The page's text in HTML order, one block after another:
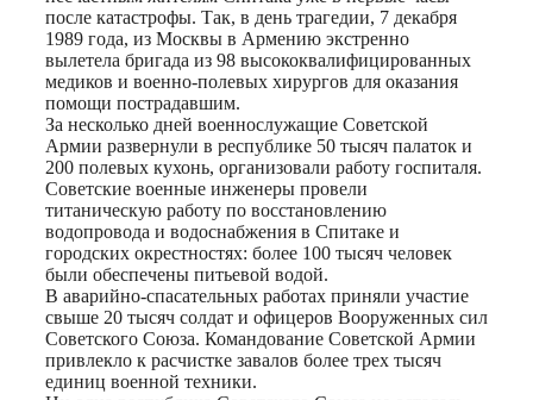
после катастрофы. Так, в день трагедии, 7 декабря
1989 года, из Москвы в Армению экстренно
вылетела бригада из 98 высококвалифицированных
медиков и военно-полевых хирургов для оказания
помощи пострадавшим.
За несколько дней военнослужащие Советской
Армии развернули в республике 50 тысяч палаток и
200 полевых кухонь, организовали работу госпиталя.
Советские военные инженеры провели
титаническую работу по восстановлению
водопровода и водоснабжения в Спитаке и
городских окрестностях: более 100 тысяч человек
были обеспечены питьевой водой.
В аварийно-спасательных работах приняли участие
свыше 20 тысяч солдат и офицеров Вооруженных сил
Советского Союза. Командование Советской Армии
привлекло к расчистке завалов более трех тысяч
единиц военной техники.